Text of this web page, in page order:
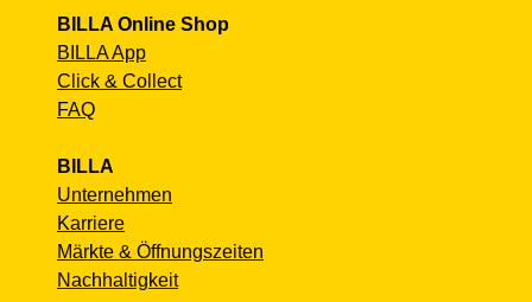
BILLA Online Shop
BILLA App
Click & Collect
FAQ
BILLA
Unternehmen
Karriere
Märkte & Öffnungszeiten
Nachhaltigkeit